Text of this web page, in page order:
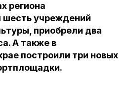
региона
шесть учреждений
приобрели два
А также в
построили три новых